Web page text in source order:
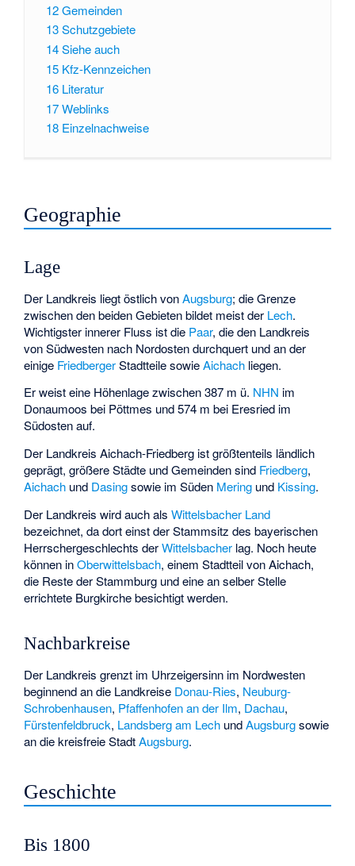
12Gemeinden
13Schutzgebiete
14Siehe auch
15 Kfz-Kennzeichen
16 Literatur
17Weblinks
18 Einzelnachweise
Geographie
Lage
Der Landkreis liegt östlich vonAugsburg; die Grenze
zwischen den beiden Gebieten bildet meist der Lech.
Wichtigster innerer Fluss ist die Paar, die den Landkreis
von Südwesten nach Nordosten durchquert und an der
einige FriedbergerStadtteile sowieAichach liegen.
Er weist eine Höhenlage zwischen 387 m ü. NHN im
Donaumoos bei Pöttmes und 574 m bei Eresried im
Südosten auf.
Der Landkreis Aichach-Friedberg ist größtenteils ländlich
geprägt, größere Städte und Gemeinden sind Friedberg,
Aichach und Dasingsowie im Süden Mering und Kissing.
Der Landkreis wird auch alsWittelsbacher Land
bezeichnet, da dort einst der Stammsitz des bayerischen
Herrschergeschlechts derWittelsbacher lag. Noch heute
können inOberwittelsbach, einem Stadtteil von Aichach,
die Reste der Stammburg und eine an selber Stelle
errichtete Burgkirche besichtigt werden.
Nachbarkreise
Der Landkreis grenzt im Uhrzeigersinn im Nordwesten
beginnend an die Landkreise Donau-Ries, Neuburg-
Schrobenhausen, Pfaffenhofen an der Ilm, Dachau,
Fürstenfeldbruck, Landsberg am Lech undAugsburgsowie
an die kreisfreie StadtAugsburg.
Geschichte
Bis 1800